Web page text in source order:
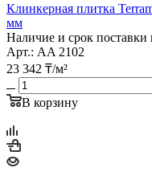
Клинкерная плитка
мм
Наличие и срок поставки
Арт.: AA 2102
23 342 ₸/м²
В корзину